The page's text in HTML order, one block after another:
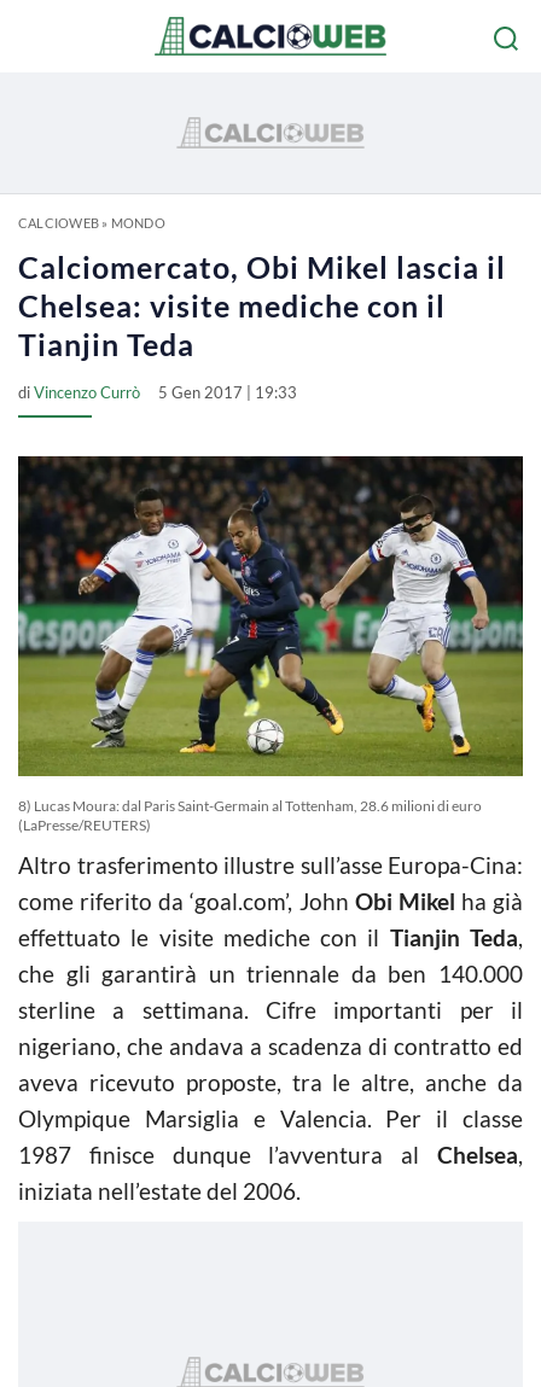
CALCIOWEB» MONDO
Calciomercato, Obi Mikel lascia il
Chelsea: visite mediche con il
Tianjin Teda
diVincenzo Currò 5 Gen 2017 | 19:33
8) Lucas Moura: dal Paris Saint-Germain al Tottenham, 28.6 milioni di euro
(LaPresse/REUTERS)
Altro trasferimento illustre sull’asse Europa-Cina:
come riferito da ‘goal.com’, John Obi Mikel ha già
effettuato le visite mediche con il Tianjin Teda,
che gli garantirà un triennale da ben 140.000
sterline a settimana. Cifre importanti per il
nigeriano, che andava a scadenza di contratto ed
aveva ricevuto proposte, tra le altre, anche da
Olympique Marsiglia e Valencia. Per il classe
1987 finisce dunque l’avventura al Chelsea,
iniziata nell’estate del 2006.